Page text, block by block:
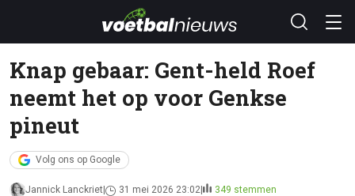
Knap gebaar: Gent-held Roef
neemt het op voor Genkse
pineut
Volg ons op Google
Jannick Lanckriet 31 mei 2026 23:02 349 stemmen